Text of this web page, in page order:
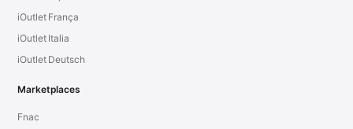
iOutlet França
iOutlet Italia
iOutlet Deutsch
Marketplaces
Fnac